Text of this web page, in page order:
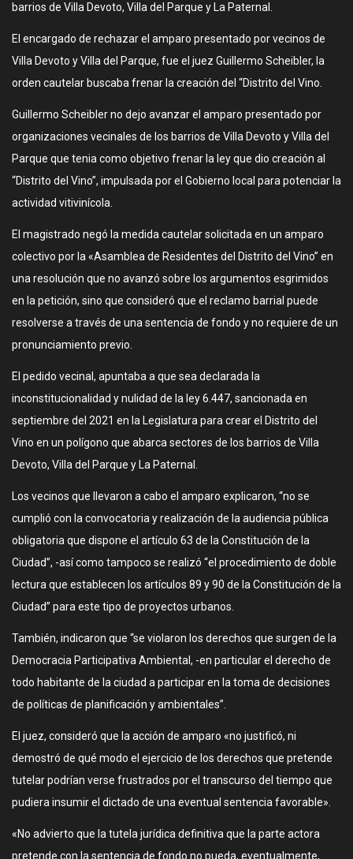
barrios de Villa Devoto, Villa del Parque y La Paternal.
El encargado de rechazar el amparo presentado por vecinos de
Villa Devoto y Villa del Parque, fue el juez Guillermo Scheibler, la
orden cautelar buscaba frenar la creación del “Distrito del Vino.
Guillermo Scheibler no dejo avanzar el amparo presentado por
organizaciones vecinales de los barrios de Villa Devoto y Villa del
Parque que tenia como objetivo frenar la ley que dio creación al
“Distrito del Vino”, impulsada por el Gobierno local para potenciar la
actividad vitivinícola.
El magistrado negó la medida cautelar solicitada en un amparo
colectivo por la «Asamblea de Residentes del Distrito del Vino” en
una resolución que no avanzó sobre los argumentos esgrimidos
en la petición, sino que consideró que el reclamo barrial puede
resolverse a través de una sentencia de fondo y no requiere de un
pronunciamiento previo.
El pedido vecinal, apuntaba a que sea declarada la
inconstitucionalidad y nulidad de la ley 6.447, sancionada en
septiembre del 2021 en la Legislatura para crear el Distrito del
Vino en un polígono que abarca sectores de los barrios de Villa
Devoto, Villa del Parque y La Paternal.
Los vecinos que llevaron a cabo el amparo explicaron, “no se
cumplió con la convocatoria y realización de la audiencia pública
obligatoria que dispone el artículo 63 de la Constitución de la
Ciudad”, -así como tampoco se realizó “el procedimiento de doble
lectura que establecen los artículos 89 y 90 de la Constitución de la
Ciudad” para este tipo de proyectos urbanos.
También, indicaron que “se violaron los derechos que surgen de la
Democracia Participativa Ambiental, -en particular el derecho de
todo habitante de la ciudad a participar en la toma de decisiones
de políticas de planificación y ambientales”.
El juez, consideró que la acción de amparo «no justificó, ni
demostró de qué modo el ejercicio de los derechos que pretende
tutelar podrían verse frustrados por el transcurso del tiempo que
pudiera insumir el dictado de una eventual sentencia favorable».
«No advierto que la tutela jurídica definitiva que la parte actora
pretende con la sentencia de fondo no pueda, eventualmente,